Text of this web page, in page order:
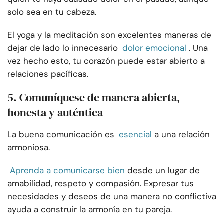
solo sea en tu cabeza.
El yoga y la meditación son excelentes maneras de
dejar de lado lo innecesario dolor emocional . Una
vez hecho esto, tu corazón puede estar abierto a
relaciones pacíficas.
5. Comuníquese de manera abierta,
honesta y auténtica
La buena comunicación es esencial a una relación
armoniosa.
Aprenda a comunicarse bien desde un lugar de
amabilidad, respeto y compasión. Expresar tus
necesidades y deseos de una manera no conflictiva
ayuda a construir la armonía en tu pareja.